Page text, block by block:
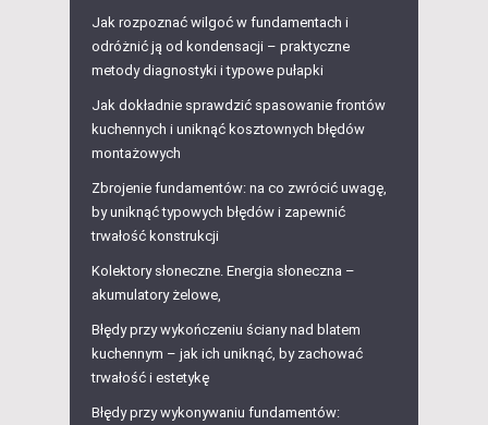
Jak rozpoznać wilgoć w fundamentach i
odróżnić ją od kondensacji – praktyczne
metody diagnostyki i typowe pułapki
Jak dokładnie sprawdzić spasowanie frontów
kuchennych i uniknąć kosztownych błędów
montażowych
Zbrojenie fundamentów: na co zwrócić uwagę,
by uniknąć typowych błędów i zapewnić
trwałość konstrukcji
Kolektory słoneczne. Energia słoneczna –
akumulatory żelowe,
Błędy przy wykończeniu ściany nad blatem
kuchennym – jak ich uniknąć, by zachować
trwałość i estetykę
Błędy przy wykonywaniu fundamentów: